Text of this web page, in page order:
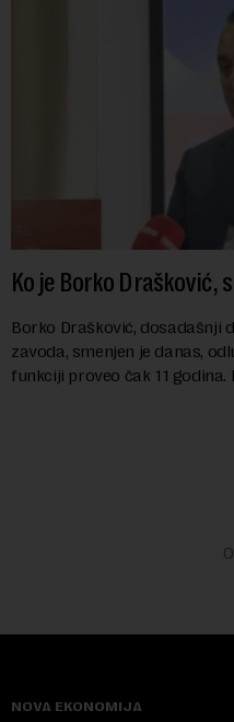
Ko je Borko Drašković,
Borko Drašković, dosadašnji
zavoda, smenjen je danas,
funkciji proveo čak 11 godina.
NOVA EKONOMIJA